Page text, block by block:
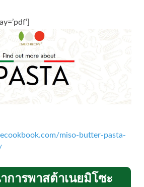
miso-butter-pasta-
การพาสต้าเนยมิโซะ